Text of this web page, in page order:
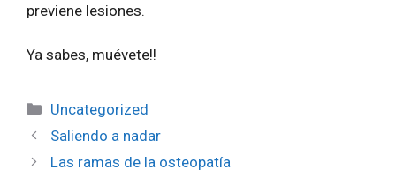
previene lesiones.
Ya sabes, muévete!!
Categorías
Uncategorized
Saliendo a nadar
Las ramas de la osteopatía